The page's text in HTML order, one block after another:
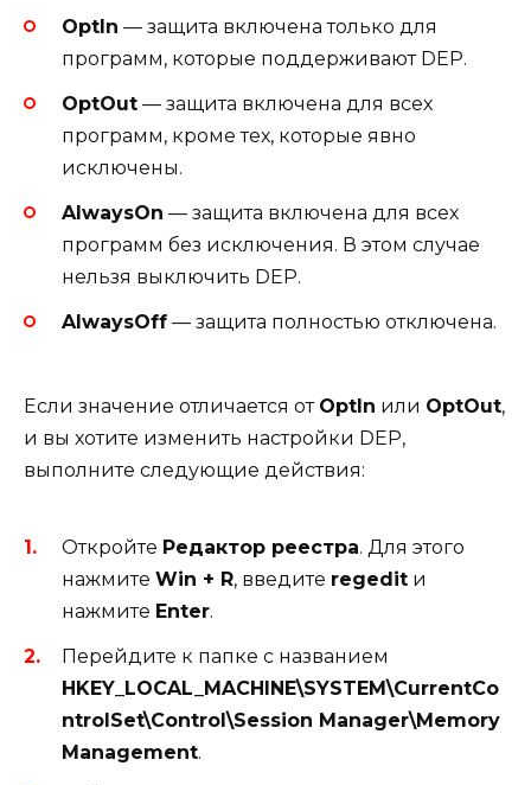
OptIn — защита включена только для
программ, которые поддерживают DEP.
OptOut — защита включена для всех
программ, кроме тех, которые явно
исключены.
AlwaysOn — защита включена для всех
программ без исключения. В этом случае
нельзя выключить DEP.
AlwaysOff — защита полностью отключена.
Если значение отличается от OptIn или OptOut,
и вы хотите изменить настройки DEP,
выполните следующие действия:
Откройте Редактор реестра. Для этого
нажмите Win + R, введите regedit и
нажмите Enter.
Перейдите к папке с названием
HKEY_LOCAL_MACHINE\SYSTEM\CurrentCo
ntrolSet\Control\Session Manager\Memory
Management.